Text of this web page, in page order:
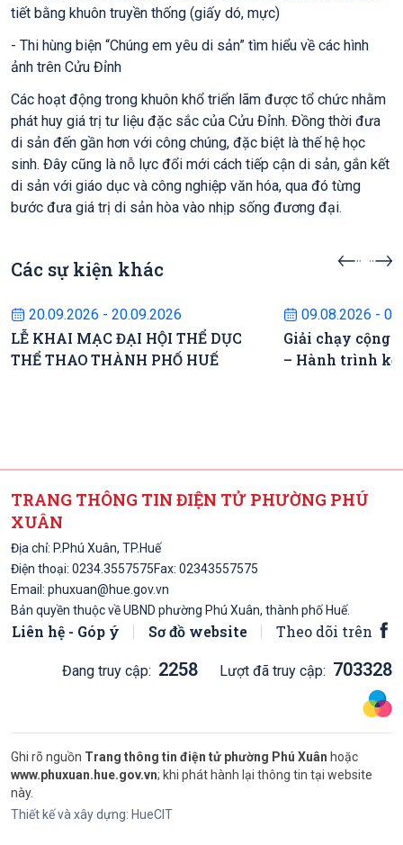
tiết bằng khuôn truyền thống (giấy dó, mực)
- Thi hùng biện “Chúng em yêu di sản” tìm hiểu về các hình
ảnh trên Cửu Đỉnh
Các hoạt động trong khuôn khổ triển lãm được tổ chức nhằm
phát huy giá trị tư liệu đặc sắc của Cửu Đỉnh. Đồng thời đưa
di sản đến gần hơn với công chúng, đặc biệt là thế hệ học
sinh. Đây cũng là nỗ lực đổi mới cách tiếp cận di sản, gắn kết
di sản với giáo dục và công nghiệp văn hóa, qua đó từng
bước đưa giá trị di sản hòa vào nhịp sống đương đại.
Các sự kiện khác
Sự kiện sắp diễn ra
20.09.2026 - 20.09.2026
LỄ KHAI MẠC ĐẠI HỘI THỂ DỤC
THỂ THAO THÀNH PHỐ HUẾ
09.08.2026 -
Giải chạy cộng
– Hành trình
TRANG THÔNG TIN ĐIỆN TỬ PHƯỜNG PHÚ
XUÂN
Địa chỉ: P.Phú Xuân, TP.Huế
Điện thoại: 0234.3557575Fax: 02343557575
Email: phuxuan@hue.gov.vn
Bản quyền thuộc về UBND phường Phú Xuân, thành phố Huế.
Liên hệ - Góp ý Sơ đồ website Theo dõi trên
Đang truy cập: 2258 Lượt đã truy cập: 703328
Ghi rõ nguồn Trang thông tin điện tử phường Phú Xuân hoặc
www.phuxuan.hue.gov.vn; khi phát hành lại thông tin tại website
này.
Thiết kế và xây dựng: HueCIT